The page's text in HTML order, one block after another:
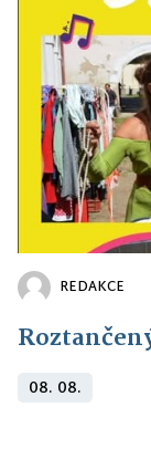
REDAKCE
08. 08.